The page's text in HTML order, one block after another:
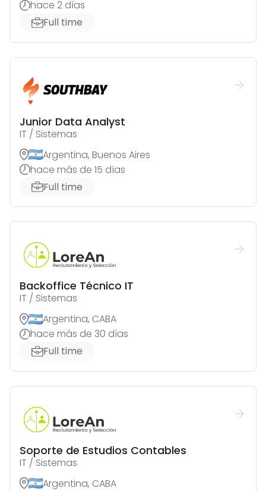
hace 2 días
Full time
Junior Data Analyst
IT / Sistemas
Argentina, Buenos Aires
hace más de 15 días
Full time
Backoffice Técnico IT
IT / Sistemas
Argentina, CABA
hace más de 30 días
Full time
Soporte de Estudios Contables
IT / Sistemas
Argentina, CABA